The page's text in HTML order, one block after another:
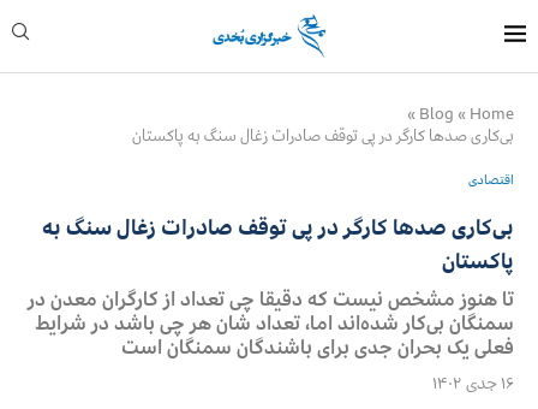
Home
»
Blog
»
بی‌کاری صدها کارگر در پی توقف صادرات زغال سنگ به پاکستان
اقتصادی
بی‌کاری صدها کارگر در پی توقف صادرات زغال سنگ به
پاکستان
تا هنوز مشخص نیست که دقیقا چی تعداد از کارگران معدن در
سمنگان بی‌کار شده‌اند اما، تعداد شان هر چی باشد در شرایط
فعلی یک بحران جدی برای باشندگان سمنگان است
۱۶ جدی ۱۴۰۲